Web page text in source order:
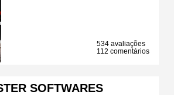
534 avaliações
112 comentários
SOFTWARES